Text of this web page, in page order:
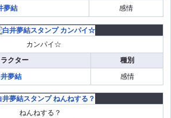
夢結
感情
カンパイ☆
クター
種別
夢結
感情
ねんねする？